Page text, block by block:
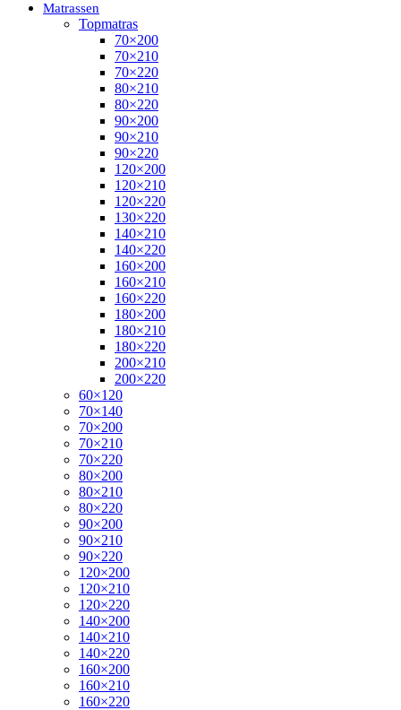
Matrassen
Topmatras
70×200
70×210
70×220
80×210
80×220
90×200
90×210
90×220
120×200
120×210
120×220
130×220
140×210
140×220
160×200
160×210
160×220
180×200
180×210
180×220
200×210
200×220
60×120
70×140
70×200
70×210
70×220
80×200
80×210
80×220
90×200
90×210
90×220
120×200
120×210
120×220
140×200
140×210
140×220
160×200
160×210
160×220